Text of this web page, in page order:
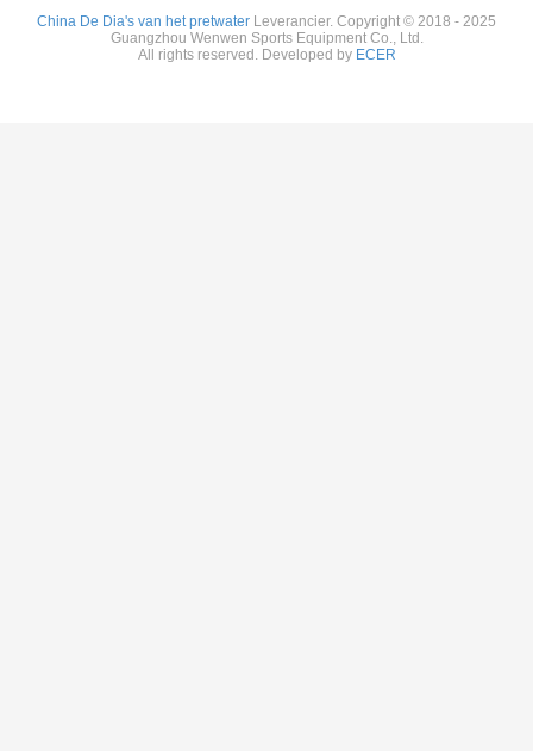
China De Dia's van het pretwater Leverancier. Copyright © 2018 - 2025
Guangzhou Wenwen Sports Equipment Co., Ltd.
All rights reserved. Developed by ECER